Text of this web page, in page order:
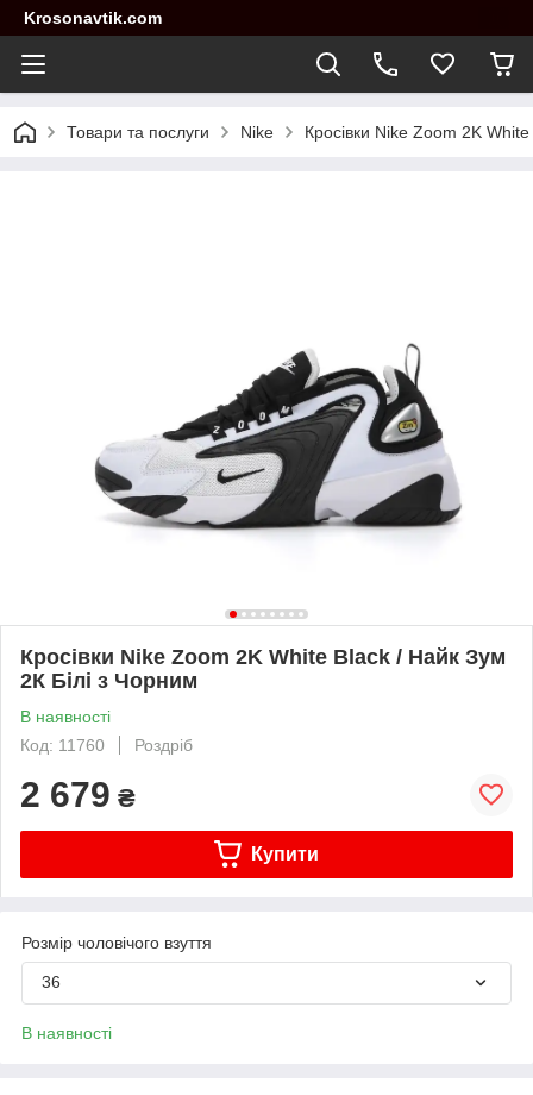
Krosonavtik.com
Товари та послуги Nike Кросівки Nike Zoom 2K
Кросівки Nike Zoom 2K White Black / Найк Зум
2К Білі з Чорним
В наявності
Код: 11760
Роздріб
2 679 ₴
Купити
Розмір чоловічого взуття
36
В наявності